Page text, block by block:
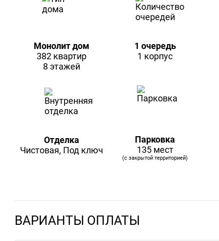
Монолит дом
382 квартир
8 этажей
1 очередь
1 корпус
Отделка
Чистовая, Под ключ
Парковка
135 мест
(с закрытой территорией)
ВАРИАНТЫ ОПЛАТЫ